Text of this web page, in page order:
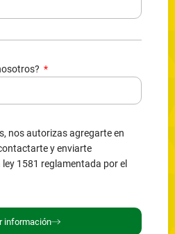
nos autorizas agregarte en
y enviarte
1581 reglamentada por el
información